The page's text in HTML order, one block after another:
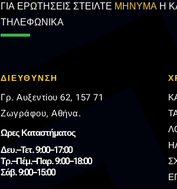
ΓΙΑ ΕΡΩΤΗΣΕΙΣ ΣΤΕΙΛΤΕ ΜΗΝΥΜΑ Η
ΤΗΛΕΦΩΝΙΚΑ
ΔΙΕΥΘΥΝΣΗ
Γρ. Αυξεντίου 62, 157 71
Ζωγράφου, Αθήνα.
Ωρες Καταστήματος
Δευ.–Τετ. 9:00–17:00
Τρ.–Πέμ.–Παρ. 9:00–18:00
Σάβ. 9:00–15:00